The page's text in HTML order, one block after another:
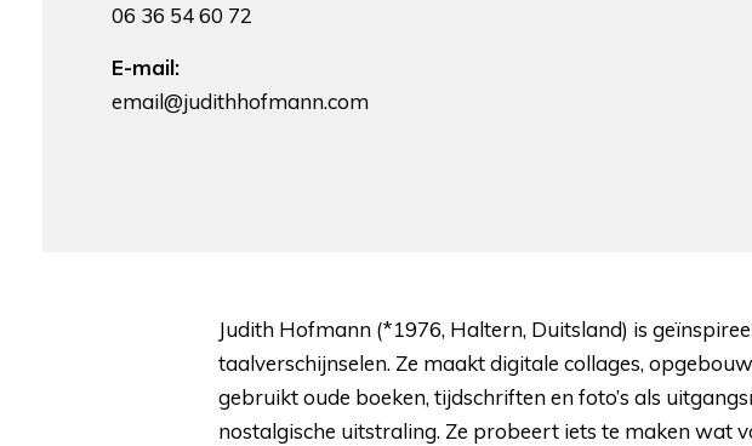
06 36 54 60 72
E-mail:
email@judithhofmann.com
Judith Hofmann (*1976, Haltern, Duitsland) is
taalverschijnselen. Ze maakt digitale collages,
gebruikt oude boeken, tijdschriften en foto’s als
nostalgische uitstraling. Ze probeert iets te maken wat